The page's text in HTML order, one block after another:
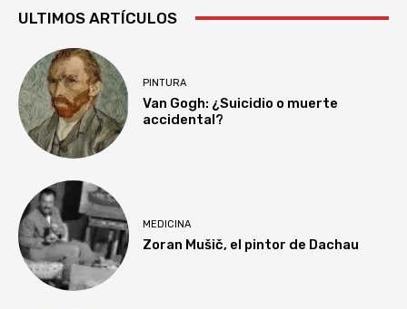
ULTIMOS ARTÍCULOS
PINTURA
Van Gogh: ¿Suicidio o muerte
accidental?
MEDICINA
Zoran Mušič, el pintor de Dachau